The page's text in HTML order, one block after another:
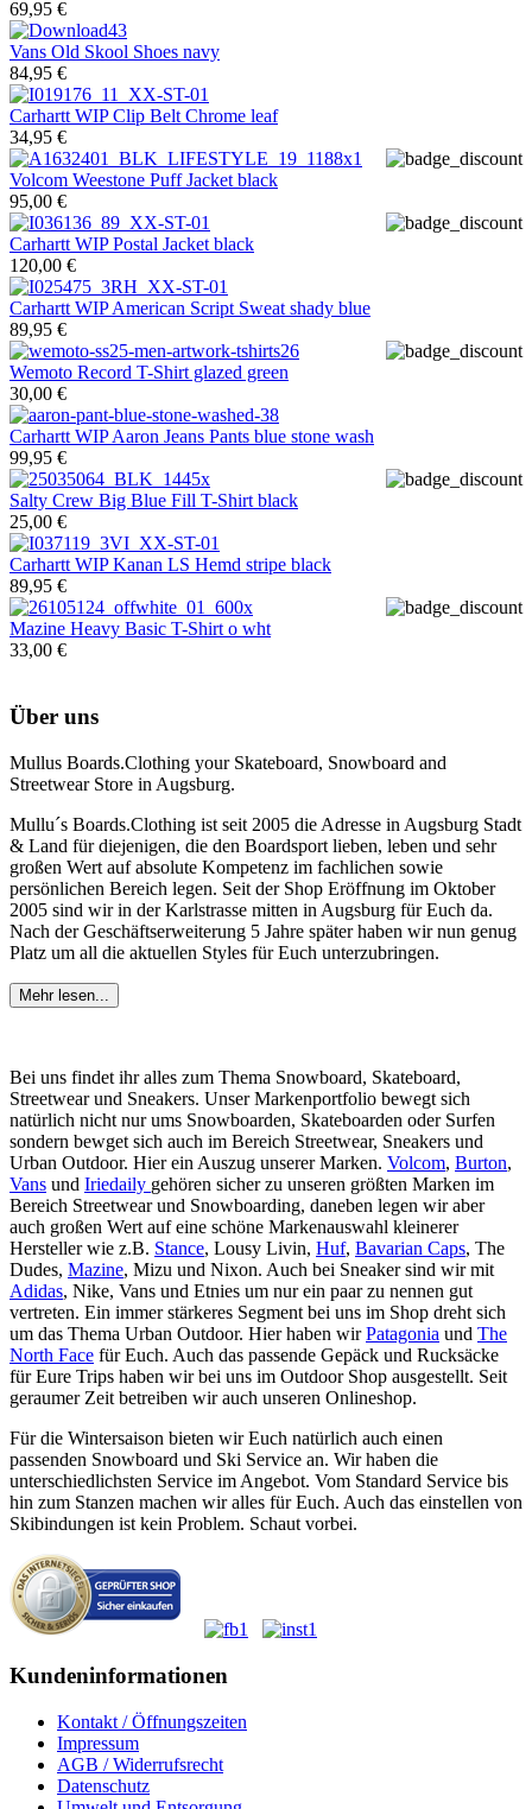
69,95 €
Vans Old Skool Shoes navy
84,95 €
Carhartt WIPClip Belt Chrome leaf
34,95 €
Volcom Weestone Puff Jacket black
95,00 €
Carhartt WIPPostal Jacket black
120,00 €
Carhartt WIPAmerican Script Sweat shady blue
89,95 €
Wemoto Record T-Shirt glazed green
30,00 €
Carhartt WIPAaron Jeans Pants blue stone wash
99,95 €
Salty Crew Big Blue Fill T-Shirt black
25,00 €
Carhartt WIPKanan LS Hemd stripe black
89,95 €
Mazine Heavy Basic T-Shirt o wht
33,00 €
Über uns
Mullus Boards.Clothing your Skateboard, Snowboard and
Streetwear Store in Augsburg.
Mullu´s Boards.Clothing ist seit 2005 die Adresse in Augsburg Stadt
& Land für diejenigen, die den Boardsport lieben, leben und sehr
großen Wert auf absolute Kompetenz im fachlichen sowie
persönlichen Bereich legen. Seit der Shop Eröffnung im Oktober
2005 sind wir in der Karlstrasse mitten in Augsburg für Euch da.
Nach der Geschäftserweiterung 5 Jahre später haben wir nun genug
Platz um all die aktuellen Styles für Euch unterzubringen.
Mehr lesen...
Bei uns findet ihr alles zum Thema Snowboard, Skateboard,
Streetwear und Sneakers. Unser Markenportfolio bewegt sich
natürlich nicht nur ums Snowboarden, Skateboarden oder Surfen
sondern bewget sich auch im Bereich Streetwear, Sneakers und
Urban Outdoor. Hier ein Auszug unserer Marken. Volcom, Burton,
Vans und Iriedaily gehören sicher zu unseren größten Marken im
Bereich Streetwear und Snowboarding, daneben legen wir aber
auch großen Wert auf eine schöne Markenauswahl kleinerer
Hersteller wie z.B. Stance, Lousy Livin, Huf, Bavarian Caps, The
Dudes, Mazine, Mizu und Nixon. Auch bei Sneaker sind wir mit
Adidas, Nike, Vans und Etnies um nur ein paar zu nennen gut
vertreten. Ein immer stärkeres Segment bei uns im Shop dreht sich
um das Thema Urban Outdoor. Hier haben wirPatagonia und The
North Face für Euch. Auch das passende Gepäck und Rucksäcke
für Eure Trips haben wir bei uns im Outdoor Shop ausgestellt. Seit
geraumer Zeit betreiben wir auch unseren Onlineshop.
Für die Wintersaison bieten wir Euch natürlich auch einen
passenden Snowboard und Ski Service an. Wir haben die
unterschiedlichsten Service im Angebot. Vom Standard Service bis
hin zum Stanzen machen wir alles für Euch. Auch das einstellen von
Skibindungen ist kein Problem. Schaut vorbei.
Kundeninformationen
Kontakt / Öffnungszeiten
Impressum
AGB / Widerrufsrecht
Datenschutz